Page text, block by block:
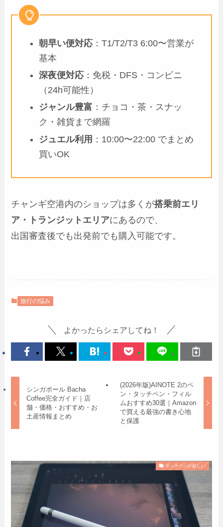
朝早い便対応 ：T1/T2/T3 6:00〜営業が
基本
深夜便対応 ：免税・DFS・コンビニ
（24h可能性）
ジャンル豊富 ：チョコ・茶・スナッ
ク・雑貨まで網羅
ジュエル利用 ：10:00〜22:00 でまとめ
買いOK
チャンギ空港内のショップは多くが搭乗前エリ
ア・トランジットエリアにあるので、
出国審査後でも出発前でも購入可能です。
旅行の悩み
よかったらシェアしてね！
シンガポール Bacha
Coffee完全ガイド｜店
舗・価格・おすすめ・お
土産情報まとめ
(2026年版)AINOTE 2のペ
ン・タッチペン・フィル
ムおすすめ30選｜Amazon
で買える最強の書き心地
と保護
タッチペンが欲しい